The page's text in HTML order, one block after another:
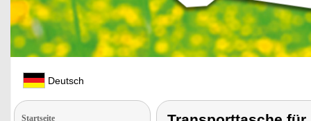
Deutsch
Startseite